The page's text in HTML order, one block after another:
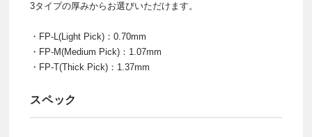
3タイプの厚みからお選びいただけます。
・FP-L(Light Pick)：0.70mm
・FP-M(Medium Pick)：1.07mm
・FP-T(Thick Pick)：1.37mm
スペック